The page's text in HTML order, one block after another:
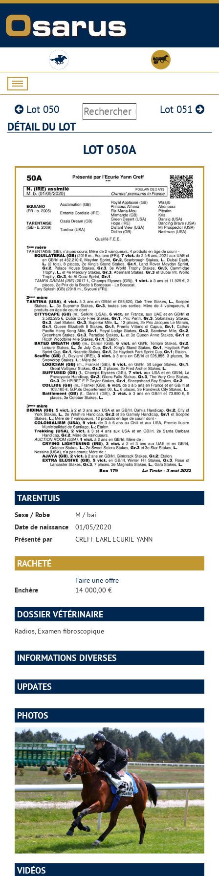
Lot 050 Lot 051
DÉTAIL DU LOT
LOT 050A
TARENTUIS
Sexe / Robe
M / bai
Date de naissance
01/05/2020
Présenté par
CREFF EARL ECURIE YANN
RACHETÉ
Faire une offre
Enchère
14 000,00 €
DOSSIER VÉTÉRINAIRE
Radios, Examen fibroscopique
INFORMATIONS DIVERSES
UPDATES
PHOTOS
VIDÉOS